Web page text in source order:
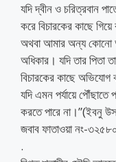
যদি দ্বীন ও চরিত্রবান
করে বিচারকের কাছে
অথবা আমার অন্য কোনো
অধিকার। যদি তার পিতা
বিচারকের কাছে
যদি এমন পর্যায়ে পৌঁছাতে
করতে পারে না।”(ইবনু
জবাব ফাতাওয়া নং-
.